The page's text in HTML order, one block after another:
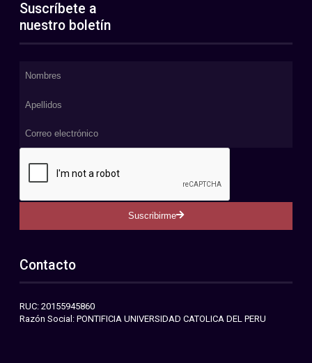
Suscríbete a
nuestro boletín
Suscribirme
Contacto
RUC: 20155945860
Razón Social: PONTIFICIA UNIVERSIDAD CATOLICA DEL PERU